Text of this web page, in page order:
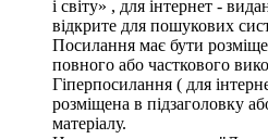
і світу» , для інтернет -
відкрите для пошукових
Посилання має бути
повного або часткового
Гіперпосилання ( для
розміщена в підзаголовку
матеріалу.